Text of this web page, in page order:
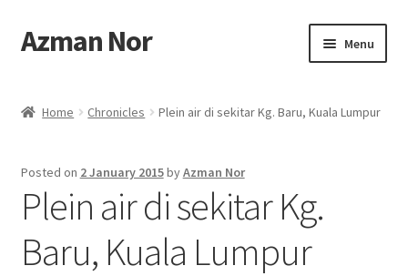
Skip
to
Skip
to
Azman Nor Menu
Art Commission
Home Chronicles Plein air di sekitar Kg. Baru, Kuala Lumpur
Posted on 2 January 2015byAzman Nor
Plein air di sekitar Kg.
Baru, Kuala Lumpur